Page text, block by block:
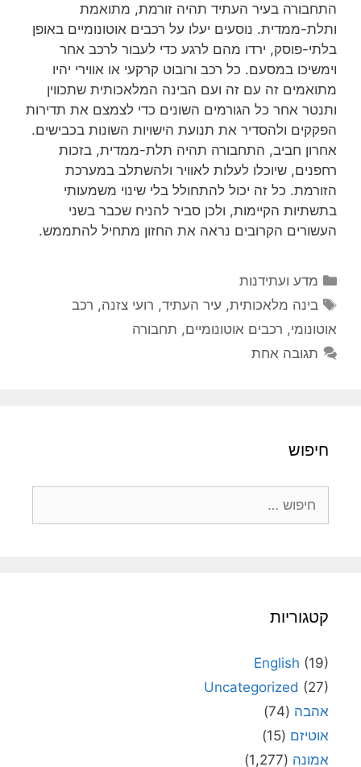
התחבורה בעיר העתיד תהיה זורמת, מתואמת
ותלת-ממדית. נוסעים יעלו על רכבים אוטונומיים באופן
בלתי-פוסק, ירדו מהם לרגע כדי לעבור לרכב אחר
וימשיכו במסעם. כל רכב ורובוט קרקעי או אווירי יהיו
מתואמים זה עם זה ועם הבינה המלאכותית שתכווין
ותנטר אחר כל הגורמים השונים כדי לצמצם את תדירות
הפקקים ולהסדיר את תנועת הישויות השונות בכבישים.
אחרון חביב, התחבורה תהיה תלת-ממדית, בזכות
רחפנים, שיוכלו לעלות לאוויר ולהשתלב במערכת
הזורמת. כל זה יכול להתחולל בלי שינוי משמעותי
בתשתיות הקיימות, ולכן סביר להניח שכבר בשני
העשורים הקרובים נראה את החזון מתחיל להתממש.
קטגוריות
מדע ועתידנות
תגיות
בינה מלאכותית, עיר העתיד, רועי צזנה, רכב
אוטונומי, רכבים אוטונומיים, תחבורה
תגובה אחת
חיפוש
קטגוריות
English (19)
Uncategorized (27)
אהבה (74)
אוטיזם (15)
אמונה (1,277)